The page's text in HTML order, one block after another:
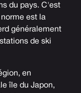
du pays. C'est
est la
généralement
de ski
en
île du Japon,